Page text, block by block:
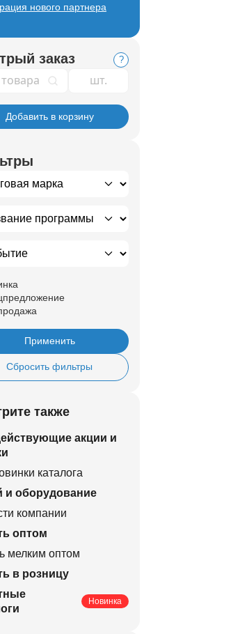
нового партнера
заказ ?
Добавить в корзину
Применить
Сбросить фильтры
также
акции и
каталога
и оборудование
компании
оптом
мелким оптом
в розницу
Новинка